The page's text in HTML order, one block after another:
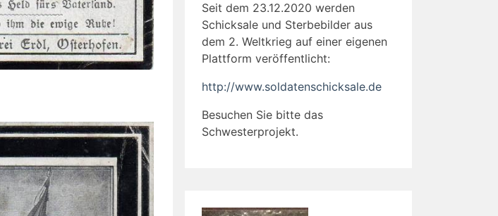
Seit dem 23.12.2020 werden
Schicksale und Sterbebilder aus
dem 2. Weltkrieg auf einer eigenen
Plattform veröffentlicht:
http://www.soldatenschicksale.de
Besuchen Sie bitte das
Schwesterprojekt.